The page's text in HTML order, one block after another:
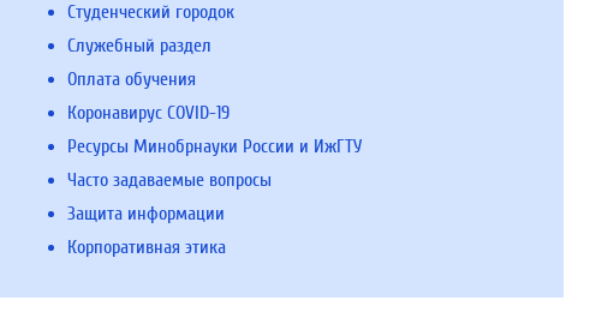
Студенческий городок
Служебный раздел
Оплата обучения
Коронавирус COVID-19
Ресурсы Минобрнауки России и ИжГТУ
Часто задаваемые вопросы
Защита информации
Корпоративная этика